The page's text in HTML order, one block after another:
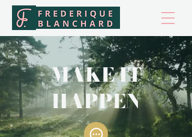
MAKE IT
HAPPEN